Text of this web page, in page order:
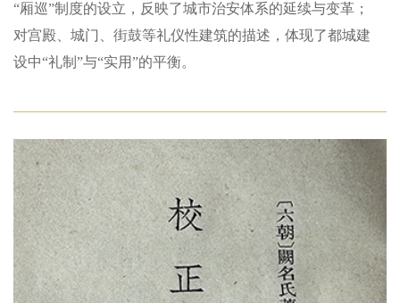
“厢巡”制度的设立，反映了城市治安体系的延续与变革；
对宫殿、城门、街鼓等礼仪性建筑的描述，体现了都城建
设中“礼制”与“实用”的平衡。